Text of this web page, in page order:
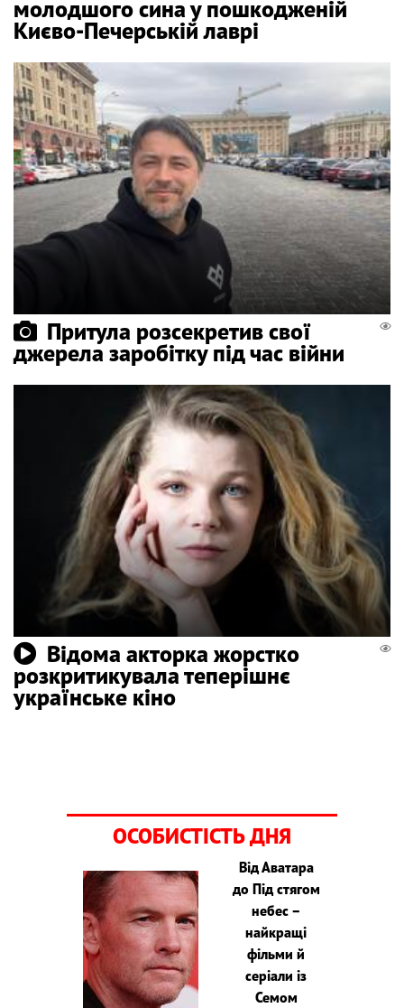
молодшого сина у пошкодженій
Києво-Печерській лаврі
Притула розсекретив свої
джерела заробітку під час війни
Відома акторка жорстко
розкритикувала теперішнє
українське кіно
ОСОБИСТІСТЬ ДНЯ
Від Аватара
до Під стягом
небес –
найкращі
фільми й
серіали із
Семом